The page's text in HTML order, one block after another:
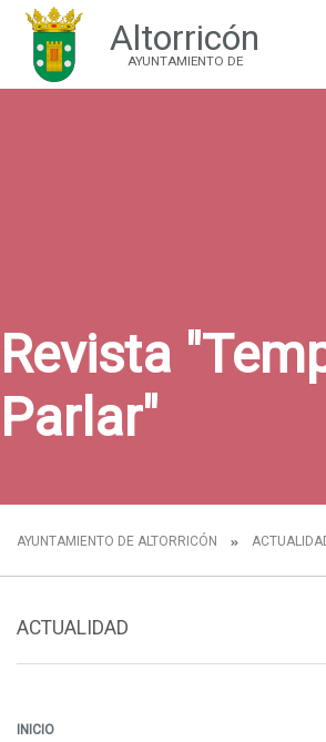
Altorricón
AYUNTAMIENTO DE
Revista
Parlar"
AYUNTAMIENTO DE ALTORRICÓN
ACTUALIDAD
INICIO